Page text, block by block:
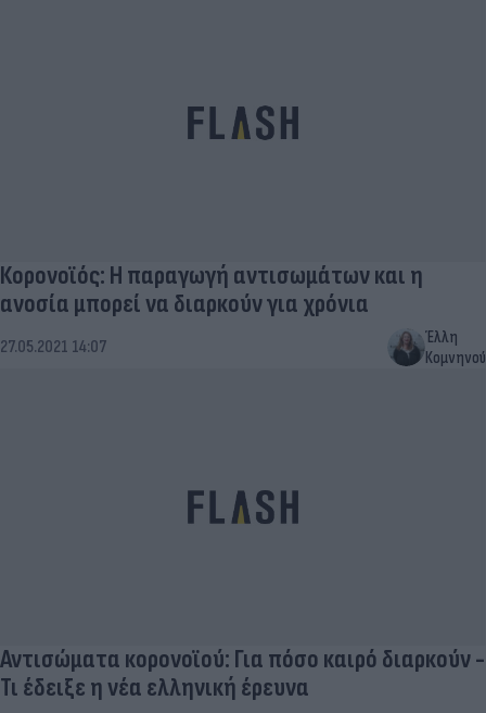
Κορονοϊός: Η παραγωγή αντισωμάτων και η
ανοσία μπορεί να διαρκούν για χρόνια
27.05.2021 14:07
Έλλη
Κομνηνού
Αντισώματα κορονοϊού: Για πόσο καιρό διαρκούν -
Τι έδειξε η νέα ελληνική έρευνα